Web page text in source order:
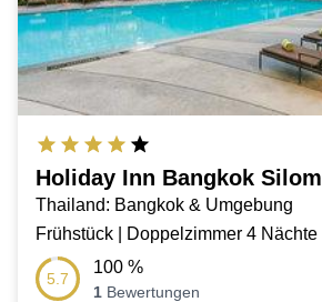
Holiday Inn Bangkok Silom
Thailand: Bangkok & Umgebung
Frühstück | Doppelzimmer 4 Nächte
5.7
100 %
1 Bewertungen